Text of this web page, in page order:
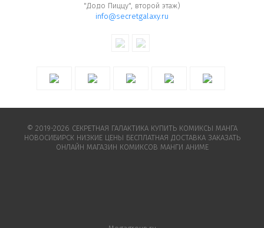
"Додо Пиццу", второй этаж)
info@secretgalaxy.ru
© 2019-2026 СЕКРЕТНАЯ ГАЛАКТИКА КУПИТЬ КОМИКСЫ МАНГА
НОВОСИБИРСК НИЗКИЕ ЦЕНЫ БЕСПЛАТНАЯ ДОСТАВКА ЗАКАЗАТЬ
ОНЛАЙН МАГАЗИН КОМИКСОВ МАНГИ АНИМЕ